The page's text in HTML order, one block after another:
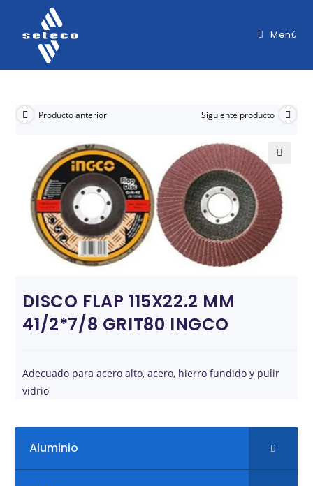
Menú
Producto anterior Siguiente producto
🔍
DISCO FLAP 115X22.2 MM
41/2*7/8 GRIT80 INGCO
Adecuado para acero alto, acero, hierro fundido y pulir
vidrio
Aluminio